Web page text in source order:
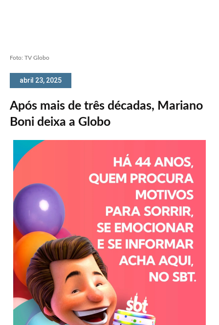
Foto: TV Globo
abril 23, 2025
Após mais de três décadas, Mariano
Boni deixa a Globo